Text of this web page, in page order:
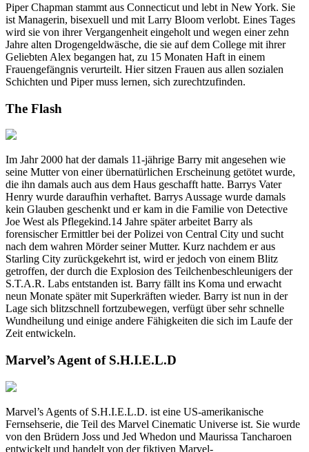
Piper Chapman stammt aus Connecticut und lebt in New York. Sie
ist Managerin, bisexuell und mit Larry Bloom verlobt. Eines Tages
wird sie von ihrer Vergangenheit eingeholt und wegen einer zehn
Jahre alten Drogengeldwäsche, die sie auf dem College mit ihrer
Geliebten Alex begangen hat, zu 15 Monaten Haft in einem
Frauengefängnis verurteilt. Hier sitzen Frauen aus allen sozialen
Schichten und Piper muss lernen, sich zurechtzufinden.
The Flash
Im Jahr 2000 hat der damals 11-jährige Barry mit angesehen wie
seine Mutter von einer übernatürlichen Erscheinung getötet wurde,
die ihn damals auch aus dem Haus geschafft hatte. Barrys Vater
Henry wurde daraufhin verhaftet. Barrys Aussage wurde damals
kein Glauben geschenkt und er kam in die Familie von Detective
Joe West als Pflegekind.14 Jahre später arbeitet Barry als
forensischer Ermittler bei der Polizei von Central City und sucht
nach dem wahren Mörder seiner Mutter. Kurz nachdem er aus
Starling City zurückgekehrt ist, wird er jedoch von einem Blitz
getroffen, der durch die Explosion des Teilchenbeschleunigers der
S.T.A.R. Labs entstanden ist. Barry fällt ins Koma und erwacht
neun Monate später mit Superkräften wieder. Barry ist nun in der
Lage sich blitzschnell fortzubewegen, verfügt über sehr schnelle
Wundheilung und einige andere Fähigkeiten die sich im Laufe der
Zeit entwickeln.
Marvel’s Agent of S.H.I.E.L.D
Marvel’s Agents of S.H.I.E.L.D. ist eine US-amerikanische
Fernsehserie, die Teil des Marvel Cinematic Universe ist. Sie wurde
von den Brüdern Joss und Jed Whedon und Maurissa Tancharoen
entwickelt und handelt von der fiktiven Marvel-